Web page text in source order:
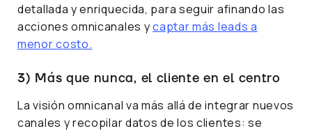
detallada y enriquecida, para seguir afinando las
acciones omnicanales ycaptar más leads a
menor costo.
3) Más que nunca, el cliente en el centro
La visión omnicanal va más allá de integrar nuevos
canales y recopilar datos de los clientes: se